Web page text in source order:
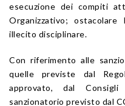
esecuzione dei compiti
Organizzativo; ostacolare
illecito disciplinare.
Con riferimento alle
quelle previste dal
approvato, dal
sanzionatorio previsto dal